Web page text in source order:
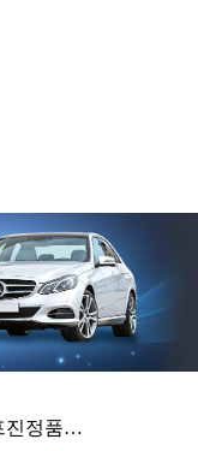
진정품…